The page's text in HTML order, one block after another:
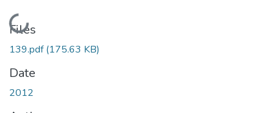
Loading...
Files
139.pdf(175.63 KB)
Date
2012